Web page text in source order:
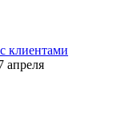
клиентами
апреля